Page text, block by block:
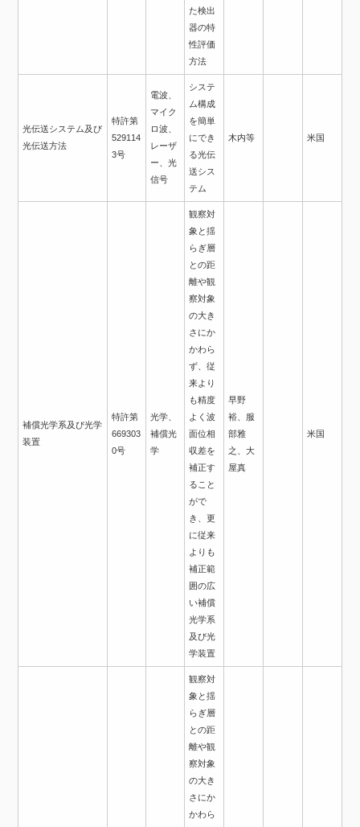
た検出
器の特
性評価
方法
光伝送システム及び
光伝送方法
特許第
529114
3号
電波、
マイク
ロ波、
レーザ
ー、光
信号
システ
ム構成
を簡単
にでき
る光伝
送シス
テム
木内等 米国
補償光学系及び光学
装置
特許第
669303
0号
光学、
補償光
学
観察対
象と揺
らぎ層
との距
離や観
察対象
の大き
さにか
かわら
ず、従
来より
も精度
よく波
面位相
収差を
補正す
ること
がで
き、更
に従来
よりも
補正範
囲の広
い補償
光学系
及び光
学装置
早野
裕、服
部雅
之、大
屋真
米国
観察対
象と揺
らぎ層
との距
離や観
察対象
の大き
さにか
かわら